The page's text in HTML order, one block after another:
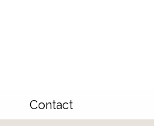
Contact